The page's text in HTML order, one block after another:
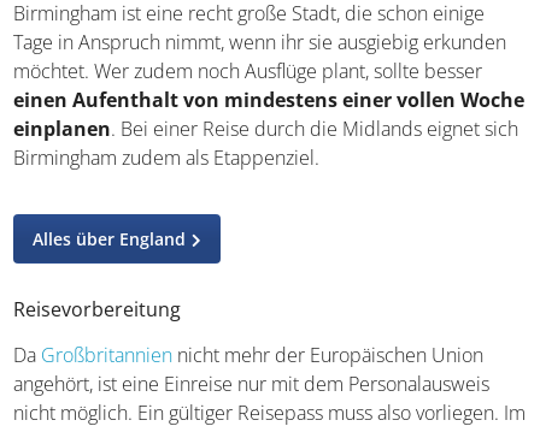
Tage in Anspruch nimmt, wenn ihr sie ausgiebig erkunden
möchtet. Wer zudem noch Ausflüge plant, sollte besser
einen Aufenthalt von mindestens einer vollen
Woche einplanen. Bei einer Reise durch die Midlands
eignet sich Birmingham zudem als Etappenziel.
Alles über England
Großbritanniennicht mehr der Europäischen Union
angehört, ist eine Einreise nur mit dem Personalausweis
nicht möglich. Ein gültiger Reisepass muss also vorliegen.
Im Land wird mit dem Britischen Pfund bezahlt, so dass